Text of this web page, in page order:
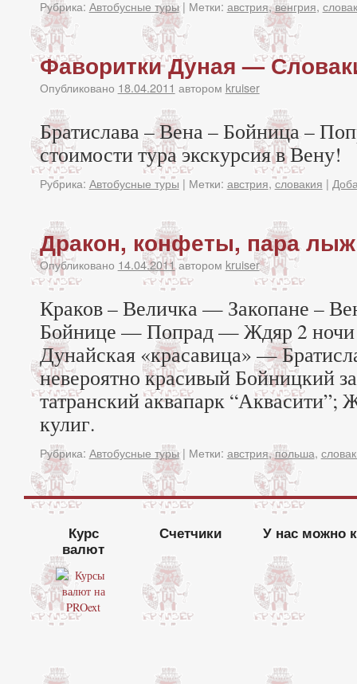
Рубрика: Автобусные туры | Метки: австрия,венгрия,
Фаворитки Дуная —
Опубликовано 18.04.2011 автором kruiser
Братислава – Вена – Бойница –
стоимости тура экскурсия в Вену!
Рубрика: Автобусные туры | Метки: австрия,словакия |
Дракон, конфеты, пара лыж
Опубликовано 14.04.2011автором kruiser
Краков – Величка — Закопане –
Бойнице — Попрад — Ждяр 2 ночи
Дунайская «красавица» —
невероятно красивый Бойницкий
татранский аквапарк “Аквасити”;
кулиг.
Рубрика: Автобусные туры | Метки: австрия,польша,
Курс
валют
Счетчики У нас можно